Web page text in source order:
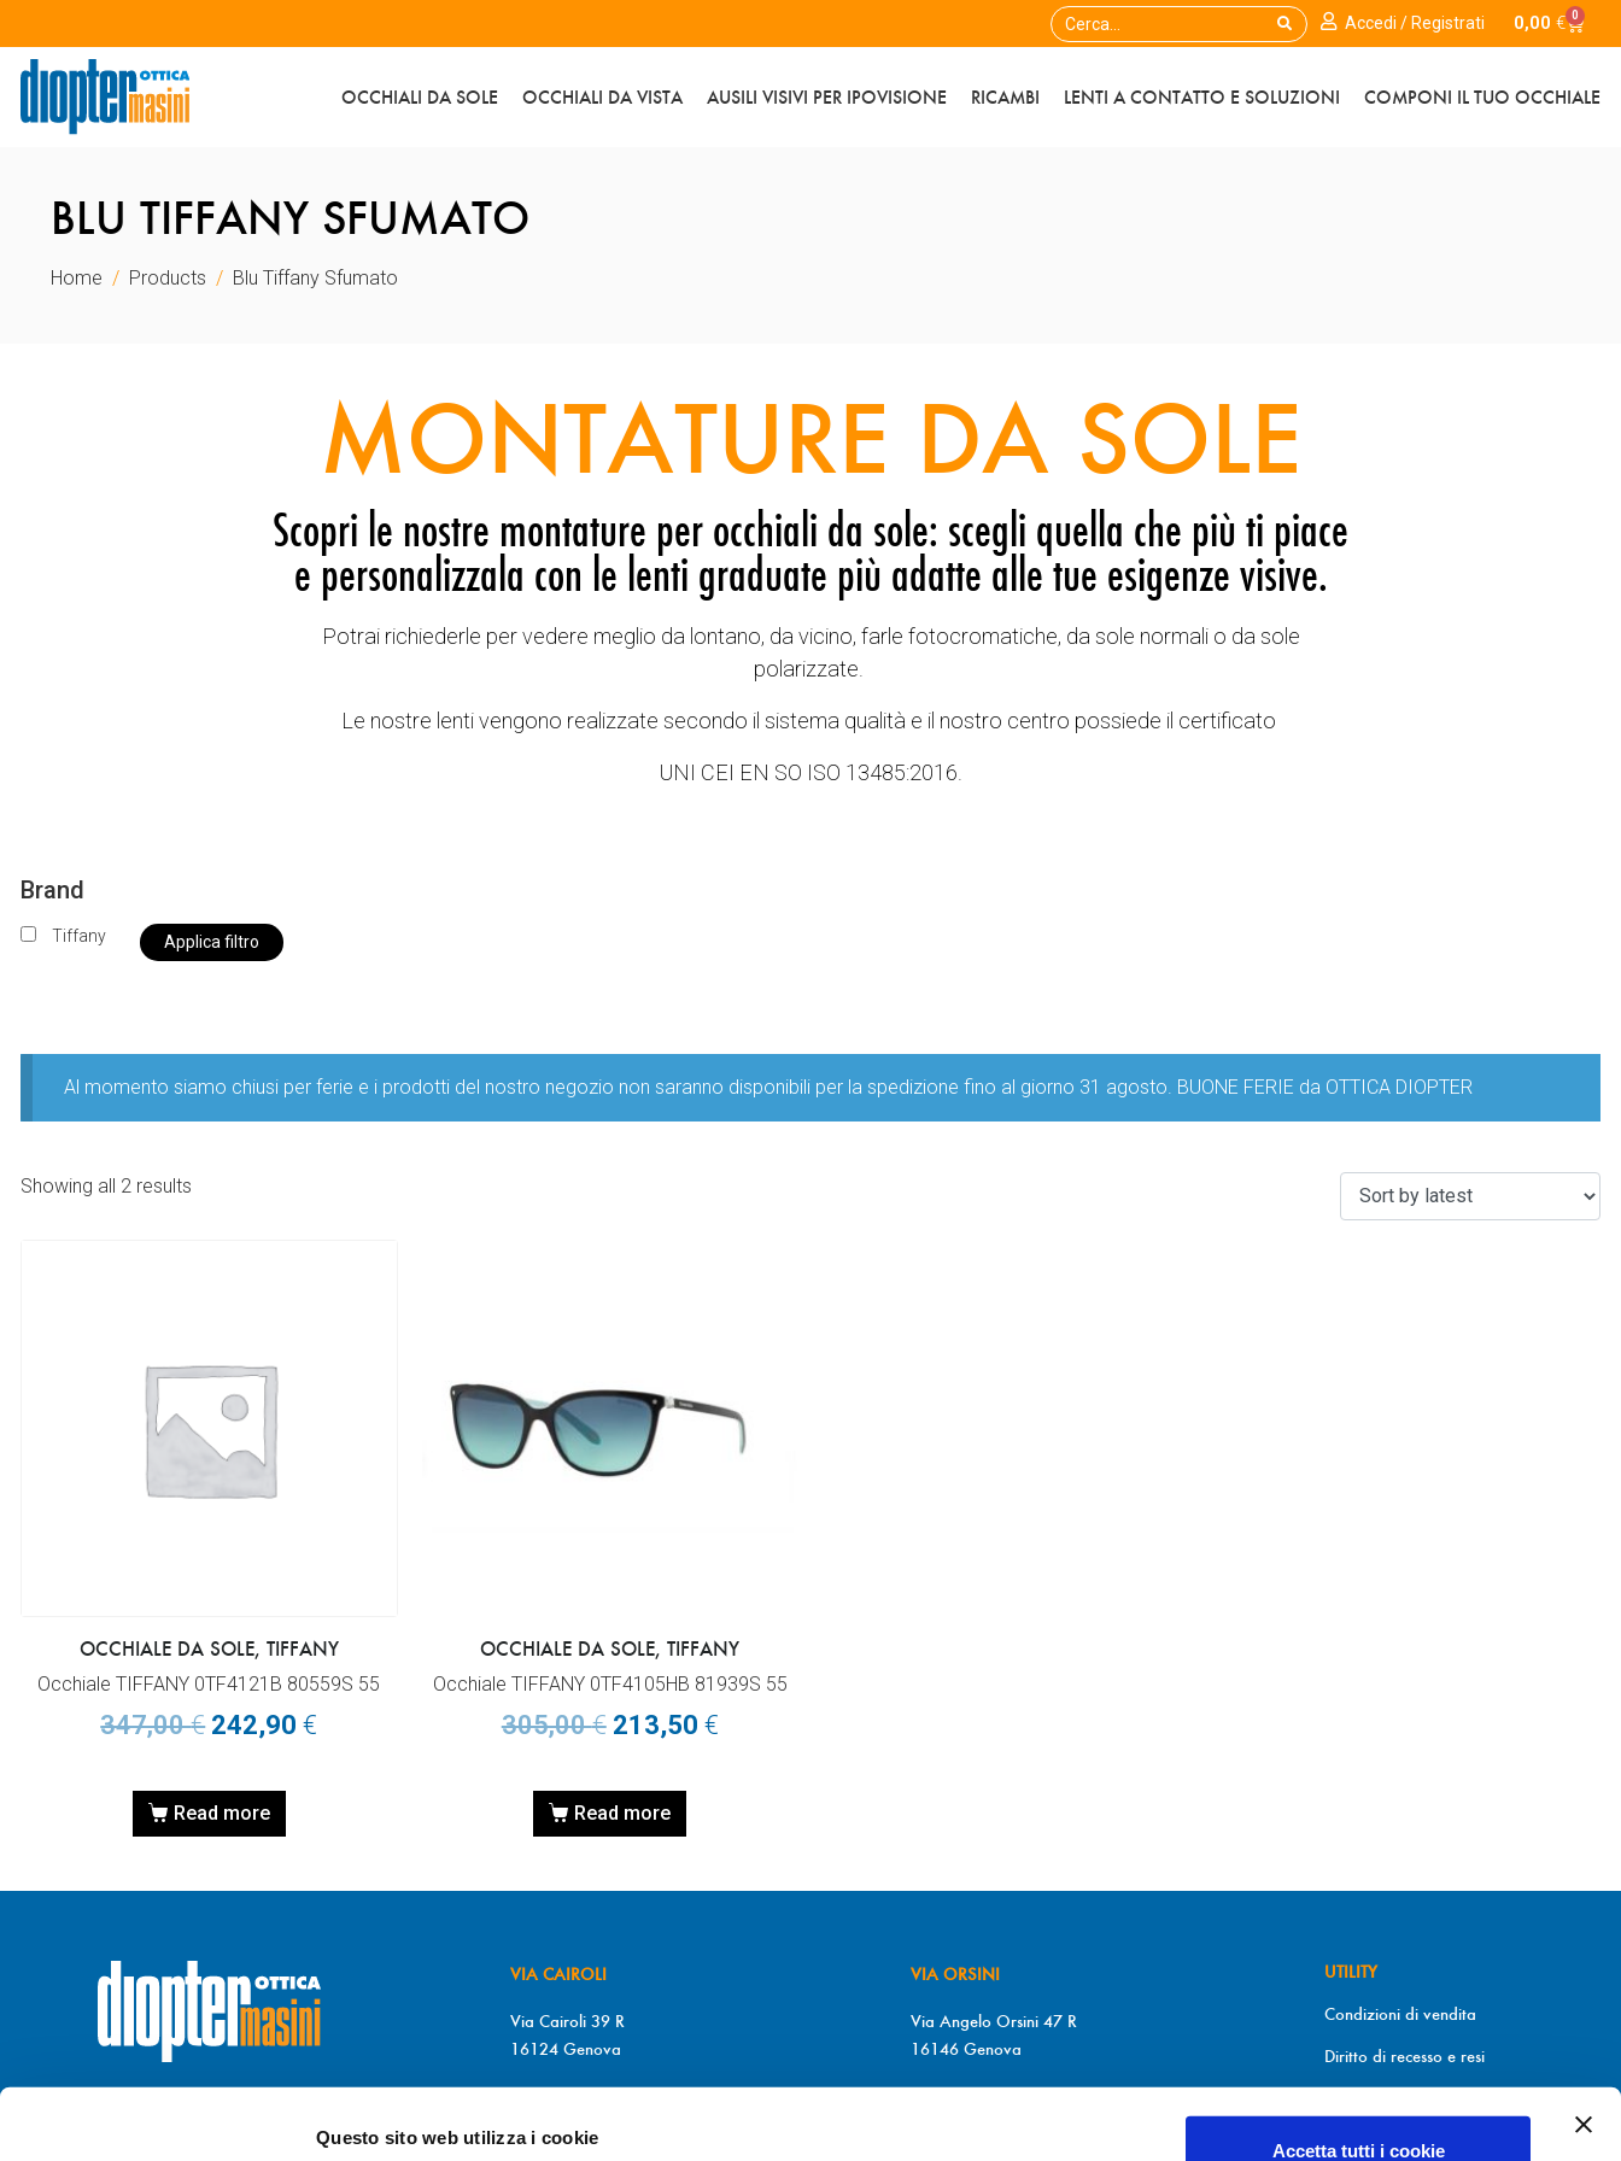
Questo sito web utilizza i cookie
Accetta tutti i cookie
Accedi / Registrati 0,00 € 0
OCCHIALI DA SOLE OCCHIALI DA VISTA AUSILI VISIVI PER IPOVISIONE RICAMBI LENTI A CONTATTO E SOLUZIONI COMPONI IL TUO OCCHIALE
BLU TIFFANY SFUMATO
Home Products Blu Tiffany Sfumato
MONTATURE DA SOLE
Scopri le nostre montature per occhiali da sole: scegli quella che più ti piace
e personalizzala con le lenti graduate più adatte alle tue esigenze visive.
Potrai richiederle per vedere meglio da lontano, da vicino, farle fotocromatiche, da sole normali o da sole
polarizzate.
Le nostre lenti vengono realizzate secondo il sistema qualità e il nostro centro possiede il certificato
UNI CEI EN SO ISO 13485:2016.
Brand
Tiffany Applica filtro
Al momento siamo chiusi per ferie e i prodotti del nostro negozio non saranno disponibili per la spedizione fino al giorno 31 agosto. BUONE FERIE da OTTICA DIOPTER
Showing all 2 results
OCCHIALE DA SOLE, TIFFANY
Occhiale TIFFANY 0TF4121B 80559S 55
347,00€ 242,90€
Read more
OCCHIALE DA SOLE, TIFFANY
Occhiale TIFFANY 0TF4105HB 81939S 55
305,00€ 213,50 €
Read more
VIA CAIROLI
Via Cairoli 39 R
16124 Genova
VIA ORSINI
Via Angelo Orsini 47 R
16146 Genova
UTILITY
Condizioni di vendita
Diritto di recesso e resi
Informativa sui cookies